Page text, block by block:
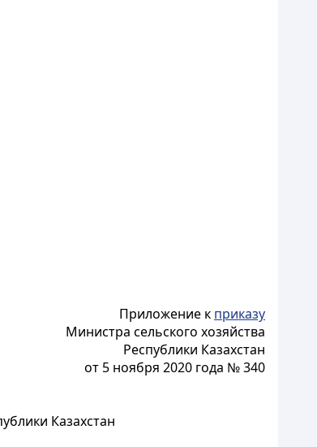
Приложение к приказу
Министра сельского хозяйства
Республики Казахстан
от 5 ноября 2020 года № 340
Казахстан